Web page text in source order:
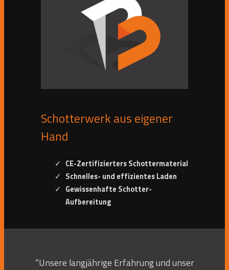
Schotterwerk aus eigener
Hand
CE-Zertifizierters Schottermaterial
Schnelles- und effizientes Laden
Gewissenhafte Schotter-
Aufbereitung
“Unsere langjährige Erfahrung und unser